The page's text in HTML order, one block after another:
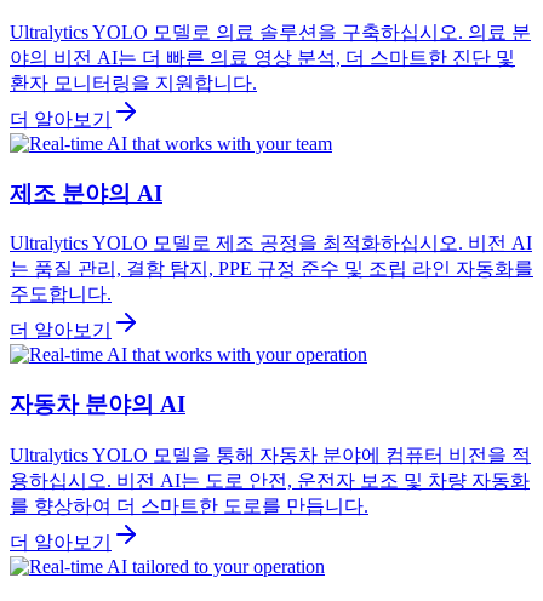
Ultralytics YOLO 모델로 의료 솔루션을 구축하십시오. 의료 분
야의 비전 AI는 더 빠른 의료 영상 분석, 더 스마트한 진단 및
환자 모니터링을 지원합니다.
더 알아보기
제조 분야의 AI
Ultralytics YOLO 모델로 제조 공정을 최적화하십시오. 비전 AI
는 품질 관리, 결함 탐지, PPE 규정 준수 및 조립 라인 자동화를
주도합니다.
더 알아보기
자동차 분야의 AI
Ultralytics YOLO 모델을 통해 자동차 분야에 컴퓨터 비전을 적
용하십시오. 비전 AI는 도로 안전, 운전자 보조 및 차량 자동화
를 향상하여 더 스마트한 도로를 만듭니다.
더 알아보기